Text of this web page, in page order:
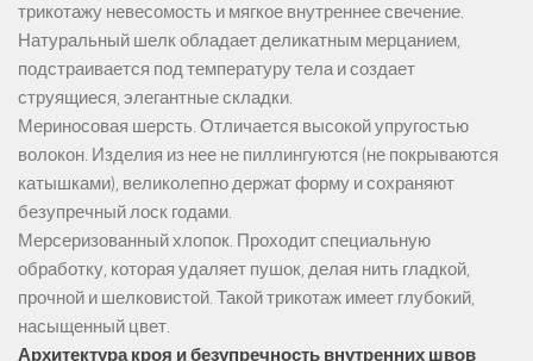
трикотажу невесомость и мягкое внутреннее свечение.
Натуральный шелк обладает деликатным мерцанием,
подстраивается под температуру тела и создает
струящиеся, элегантные складки.
Мериносовая шерсть. Отличается высокой упругостью
волокон. Изделия из нее не пиллингуются (не покрываются
катышками), великолепно держат форму и сохраняют
безупречный лоск годами.
Мерсеризованный хлопок. Проходит специальную
обработку, которая удаляет пушок, делая нить гладкой,
прочной и шелковистой. Такой трикотаж имеет глубокий,
насыщенный цвет.
Архитектура кроя и безупречность внутренних швов